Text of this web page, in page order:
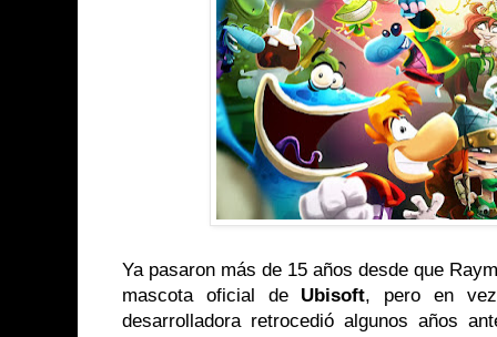
Ya pasaron más de 15 años desde que
mascota oficial de Ubisoft, pero en
desarrolladora retrocedió algunos años